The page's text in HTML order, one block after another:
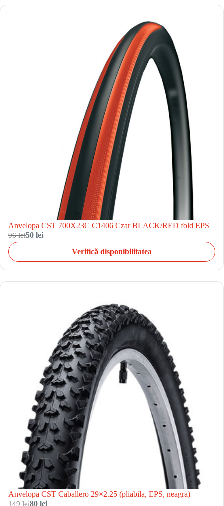
Anvelopa CST 700X23C C1406 Czar BLACK/RED fold EPS
96 lei50 lei
Verifică disponibilitatea
Anvelopa CST Caballero 29×2.25 (pliabila, EPS, neagra)
149 lei80 lei